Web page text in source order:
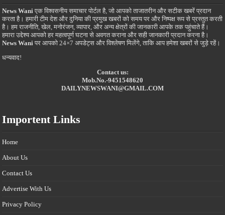
News Wani एक विश्वसनीय समाचार पोर्टल है, जो आपको ताजातरीन और सटीक खबरें प्रदान
करता है। हमारी टीम देश और दुनिया की प्रमुख खबरों को समय पर और निष्पक्ष रूप से प्रस्तुत करती
है। हम राजनीति, खेल, मनोरंजन, व्यापार, और अन्य क्षेत्रों की जानकारी आपके तक पहुंचाते हैं।
हमारा उद्देश्य आपको हर महत्वपूर्ण घटना से अवगत कराना और सही जानकारी प्रदान करना है।
News Wani पर आपको 24×7 अपडेट्स और विश्लेषण मिलेंगे, ताकि आप हमेशा खबरों से जुड़े रहें।
धन्यवाद!
Contact us:
Mob.No.-9451548620
DAILYNEWSWANI@GMAIL.COM
Importent Links
Home
About Us
Contact Us
Advertise With Us
Privacy Policy